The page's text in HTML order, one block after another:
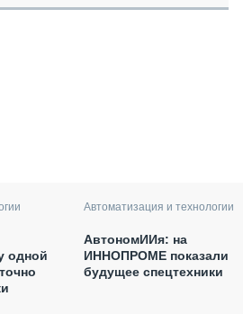
одной
Автоматизация и технологии
АвтономИИя: на
ИННОПРОМЕ показали
будущее спецтехники